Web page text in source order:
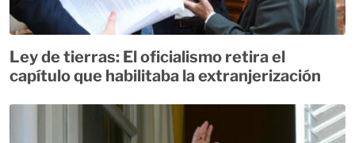
Ley de tierras: El oficialismo retira el
capítulo que habilitaba la extranjerización